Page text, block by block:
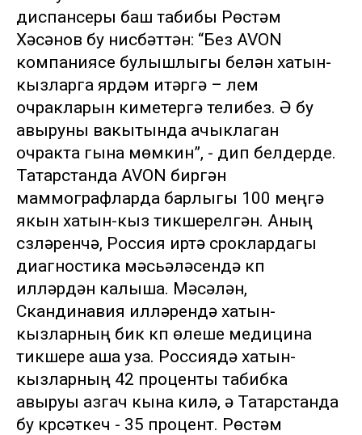
диспансеры баш табибы Рөстәм
Хәсәнов бу нисбәттән: “Без AVON
компаниясе булышлыгы белән хатын-
кызларга ярдәм итәргә – үлем
очракларын киметергә телибез. Ә бу
авыруны вакытында ачыклаган
очракта гына мөмкин”, - дип белдерде.
Татарстанда AVON биргән
маммографларда барлыгы 100 меңгә
якын хатын-кыз тикшерелгән. Аның
сүзләренчә, Россия иртә сроклардагы
диагностика мәсьәләсендә күп
илләрдән калыша. Мәсәлән,
Скандинавия илләрендә хатын-
кызларның бик күп өлеше медицина
тикшерүе аша уза. Россиядә хатын-
кызларның 42 проценты табибка
авыруы азгач кына килә, ә Татарстанда
бу күрсәткеч - 35 процент. Рөстәм